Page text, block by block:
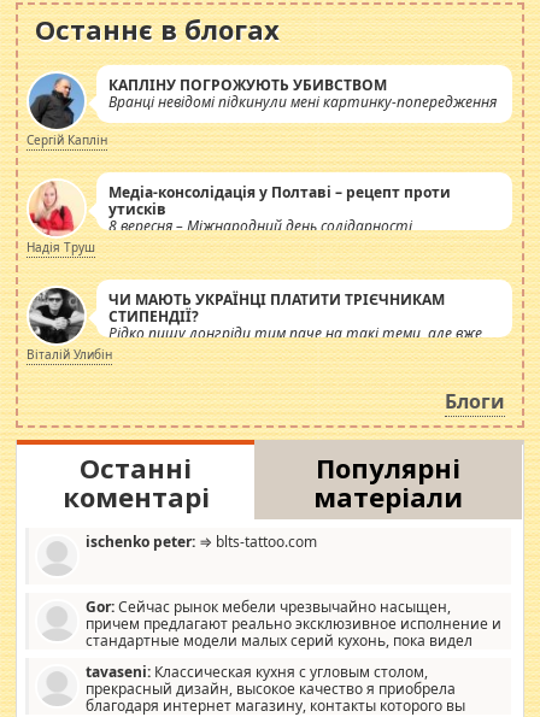
Останнє в блогах
КАПЛІНУ ПОГРОЖУЮТЬ УБИВСТВОМ
Вранці невідомі підкинули мені картинку-попередження
Сергій Каплін
Медіа-консолідація у Полтаві – рецепт проти
утисків
8 вересня – Міжнародний день солідарності
журналістів.
Надія Труш
ЧИ МАЮТЬ УКРАЇНЦІ ПЛАТИТИ ТРІЄЧНИКАМ
СТИПЕНДІЇ?
Рідко пишу лонгріди тим паче на такі теми, але вже
просто дістало! Обурюють сьогоднішні інсенуації
навколо стипендіального питання. Штучно
роздувається ще одна соціальна катастрофа.
Віталій Улибін
Блоги
Останні
коментарі
Популярні
матеріали
ischenko peter: ⇒ blts-tattoo.com
Gor:Сейчас рынок мебели чрезвычайно насыщен,
причем предлагают реально эксклюзивное исполнение и
стандартные модели малых серий кухонь, пока видел
стандартные формы, в MebelOk, креативненько и что главное -
со вкусом все в порядке, без ненужных наворотов удорожающих
мебель, а это не последний фактор.
tavaseni: Классическая кухня с угловым столом,
прекрасный дизайн, высокое качество я приобрела
благодаря интернет магазину, контакты которого вы